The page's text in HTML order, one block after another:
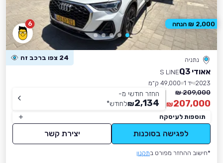
6
נתניה 24 צפו ברכב זה
אאודי Q3
S LINE
2023 יד 1
49,000 ק״מ
209,000 ₪
207,000
₪
החזר חודשי מ-
2,134
₪לחודש*
תוספות לעיסקה
לפגישה בסוכנות יצירת קשר
*חישוב ההחזר מפורט בתקנון
2,000 ₪ הנחה